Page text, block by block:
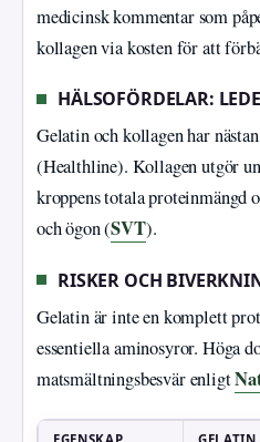
medicinsk kommentar som
kollagen via kosten för att
HÄLSOFÖRDELAR:
Gelatin och kollagen har
(Healthline). Kollagen utgör
kroppens totala proteinmängd
och ögon (SVT).
RISKER OCH
Gelatin är inte en komplett
essentiella aminosyror. Höga
matsmältningsbesvär enligt